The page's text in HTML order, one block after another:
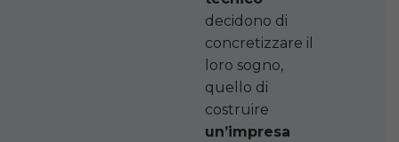
decidono di
concretizzare il
loro sogno,
quello di
costruire
un’impresa